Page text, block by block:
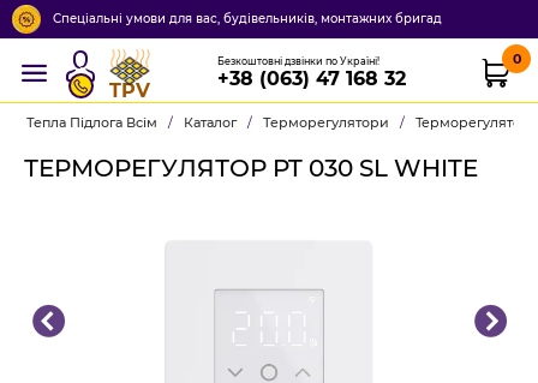
Спеціальні умови для вас, будівельників, монтажних бригад
TPV
Безкоштовні дзвінки по Україні!
+38 (063) 47 168 32
0
Тепла Підлога Всім / Каталог / Терморегулятори / Терморегулятор
ТЕРМОРЕГУЛЯТОР PT 030 SL WHITE